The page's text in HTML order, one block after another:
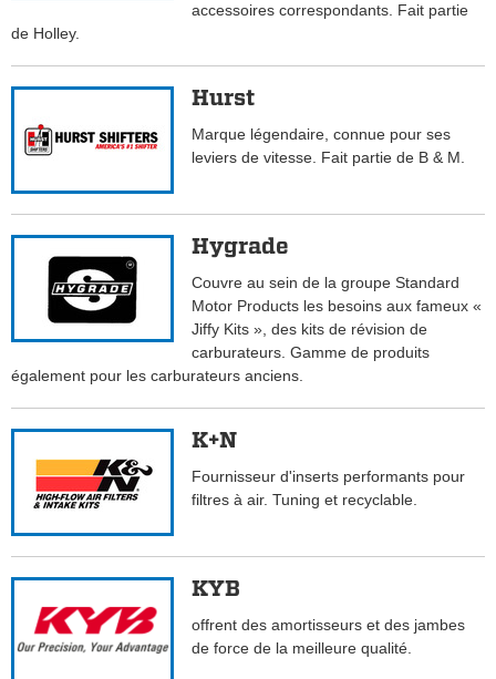
accessoires correspondants. Fait partie
de Holley.
Hurst
Marque légendaire, connue pour ses
leviers de vitesse. Fait partie de B & M.
Hygrade
Couvre au sein de la groupe Standard
Motor Products les besoins aux fameux «
Jiffy Kits », des kits de révision de
carburateurs. Gamme de produits
également pour les carburateurs anciens.
K+N
Fournisseur d'inserts performants pour
filtres à air. Tuning et recyclable.
KYB
offrent des amortisseurs et des jambes
de force de la meilleure qualité.